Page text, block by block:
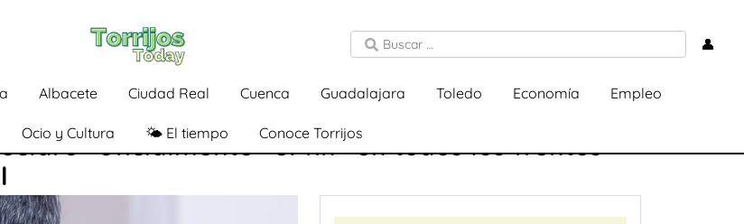
👤
Albacete Ciudad Real Cuenca Guadalajara Toledo Economía Empleo
Ocio y Cultura 🌤️ El tiempo Conoce Torrijos
«oficialmente» el fin «en todos los frentes»